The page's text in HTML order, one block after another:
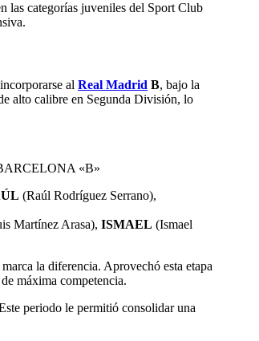
las categorías juveniles del Sport Club
al Real Madrid B, bajo la
alto calibre en Segunda División, lo
«B»
(Raúl Rodríguez Serrano),
Martínez Arasa), ISMAEL (Ismael
la diferencia. Aprovechó esta etapa
máxima competencia.
periodo le permitió consolidar una